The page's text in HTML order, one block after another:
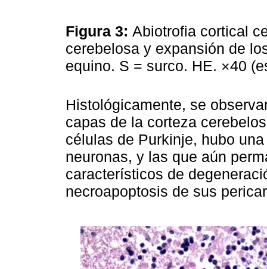
Figura 3: Abiotrofia cortical
cerebelosa y expansión de
equino. S = surco. HE. ×40
Histológicamente, se
capas de la corteza
células de Purkinje, hubo
neuronas, y las que aún
característicos de
necroapoptosis de sus